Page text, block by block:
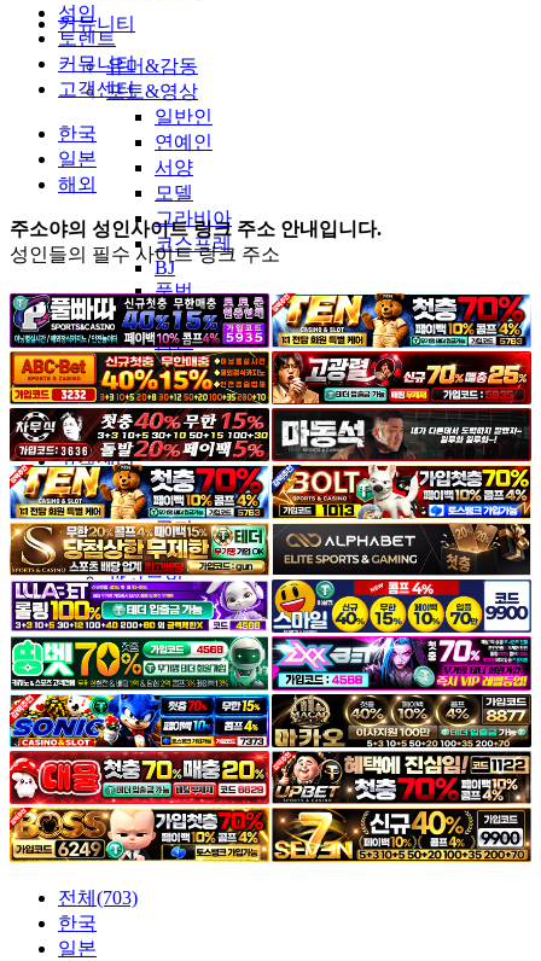
커뮤니티
유머&감동
포토&영상
일반인
연예인
서양
모델
그라비아
코스프레
BJ
품번
후방주의
움짤
스포츠
기타
야썰
고객센터
공지&이벤트
공지
1:1문의
광고문의
성인
토렌트
커뮤니티
고객센터
한국
일본
해외
주소야의 성인사이트 링크 주소 안내입니다.
성인들의 필수 사이트 링크 주소
전체(703)
한국
일본